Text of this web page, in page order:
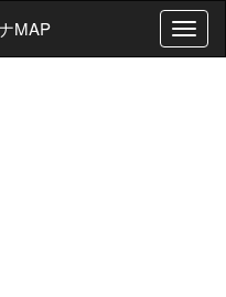
T
o
MAP